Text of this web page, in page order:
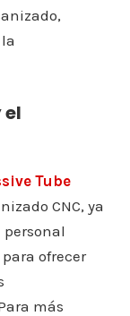
el
Tube
CNC, ya
ofrecer
más